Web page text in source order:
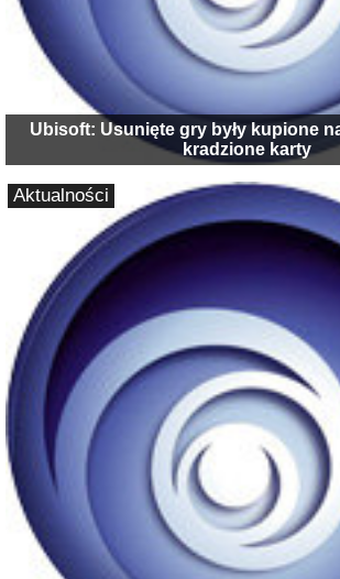
Ubisoft: Usunięte gry były kupione
kradzione karty
Aktualności